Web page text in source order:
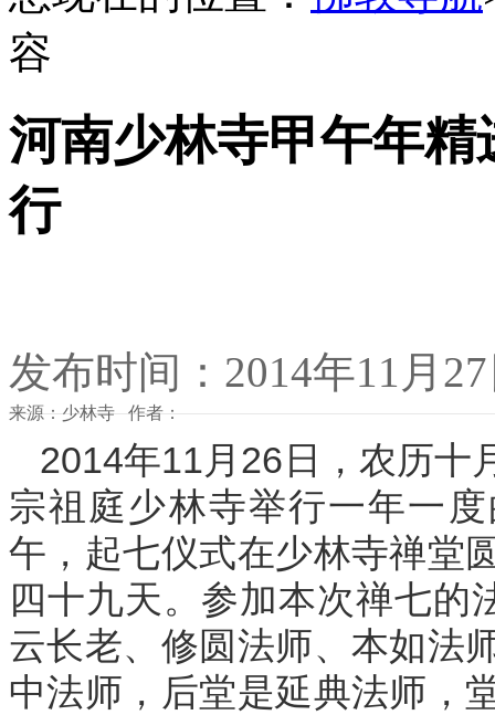
容
河南少林寺甲午年
行
发布时间：2014年11月
来源：少林寺 作者：
2014年11月26日，农历十
宗祖庭少林寺举行一年一
午，起七仪式在少林寺禅堂
四十九天。参加本次禅七的
云长老、修圆法师、本如法
中法师，后堂是延典法师，